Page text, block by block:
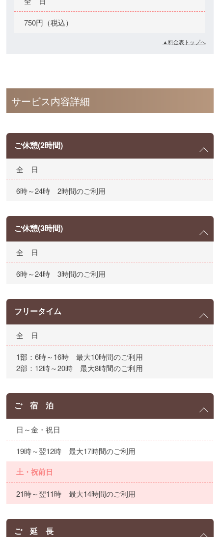
750円（税込）
▲料金表トップへ
サービス内容詳細
ご休憩(2時間)
全 日
6時～24時 2時間のご利用
ご休憩(3時間)
全 日
6時～24時 3時間のご利用
フリータイム
全 日
1部：6時～16時 最大10時間のご利用
2部：12時～20時 最大8時間のご利用
ご 宿 泊
日～金・祝日
19時～翌12時 最大17時間のご利用
土・祝前日
21時～翌11時 最大14時間のご利用
ご 延 長